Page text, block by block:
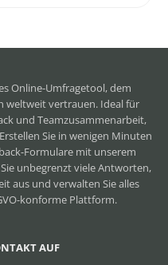
Online-Umfragetool, dem
weltweit vertrauen. Ideal für
und Teamzusammenarbeit,
Sie in wenigen Minuten
Formulare mit unserem
unbegrenzt viele Antworten,
aus und verwalten Sie alles
konforme Plattform.
AUF